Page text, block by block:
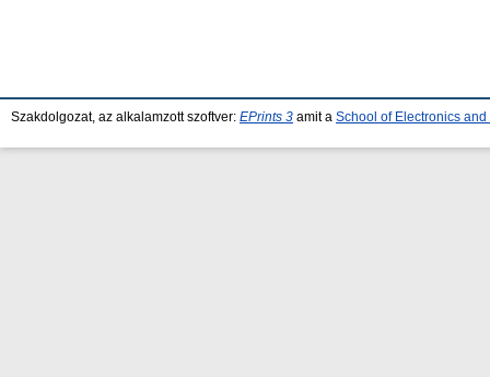
Szakdolgozat, az alkalamzott szoftver: EPrints 3 amit a School of Electronics